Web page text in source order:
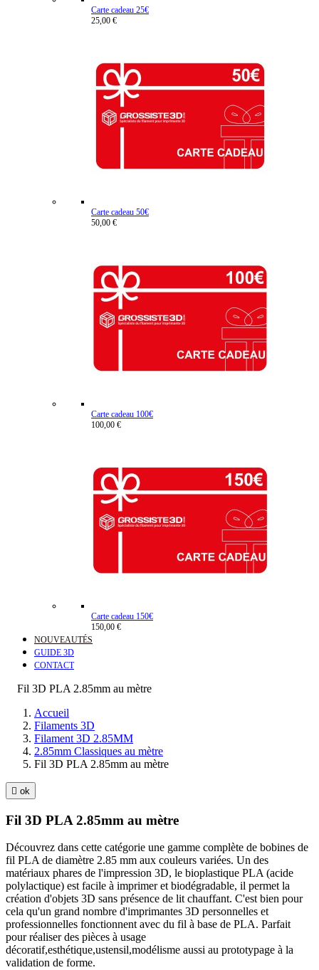
Carte cadeau 25€
25,00 €
Carte cadeau 50€
50,00 €
Carte cadeau 100€
100,00 €
Carte cadeau 150€
150,00 €
NOUVEAUTÉS
GUIDE 3D
CONTACT
Fil 3D PLA 2.85mm au mètre
Accueil
Filaments 3D
Filament 3D 2.85MM
2.85mm Classiques au mètre
Fil 3D PLA 2.85mm au mètre
 ok
Fil 3D PLA 2.85mm au mètre
Découvrez dans cette catégorie une gamme complète de bobines de
fil PLA de diamètre 2.85 mm aux couleurs variées. Un des
matériaux phares de l'impression 3D, le bioplastique PLA (acide
polylactique) est facile à imprimer et biodégradable, il permet la
création d'objets 3D sans présence de lit chauffant. C'est bien pour
cela qu'un grand nombre d'imprimantes 3D personnelles et
professionnelles fonctionnent avec du fil à base de PLA. Parfait
pour réaliser des pièces à usage
décoratif,esthétique,ustensil,modélisme aussi au prototypage à la
validation de forme.